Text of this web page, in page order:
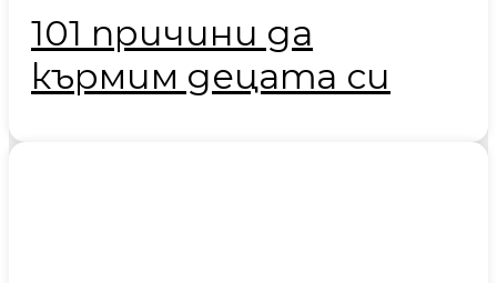
101 причини да
кърмим децата си